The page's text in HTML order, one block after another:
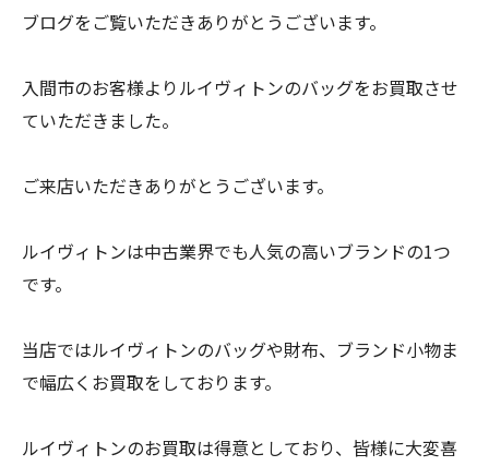
ブログをご覧いただきありがとうございます。
入間市のお客様よりルイヴィトンのバッグをお買取させ
ていただきました。
ご来店いただきありがとうございます。
ルイヴィトンは中古業界でも人気の高いブランドの1つ
です。
当店ではルイヴィトンのバッグや財布、ブランド小物ま
で幅広くお買取をしております。
ルイヴィトンのお買取は得意としており、皆様に大変喜